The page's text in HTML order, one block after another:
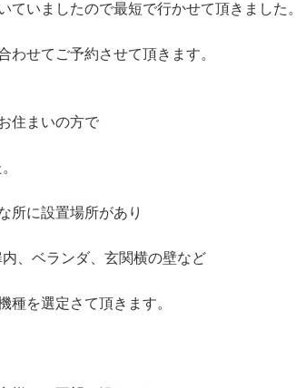
ていましたので最短で行かせて頂きました。
わせてご予約させて頂きます。
住まいの方で
所に設置場所があり
、ベランダ、玄関横の壁など
種を選定さて頂きます。